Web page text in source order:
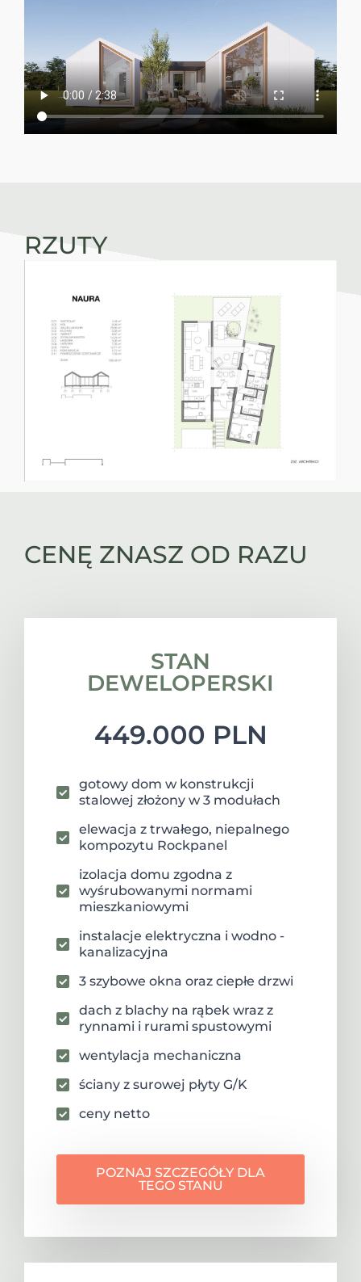
RZUTY
CENĘ ZNASZ OD RAZU
STAN
DEWELOPERSKI
449.000 PLN
gotowy dom w konstrukcji
stalowej złożony w 3 modułach
elewacja z trwałego, niepalnego
kompozytu Rockpanel
izolacja domu zgodna z
wyśrubowanymi normami
mieszkaniowymi
instalacje elektryczna i wodno -
kanalizacyjna
3 szybowe okna oraz ciepłe drzwi
dach z blachy na rąbek wraz z
rynnami i rurami spustowymi
wentylacja mechaniczna
ściany z surowej płyty G/K
ceny netto
POZNAJ SZCZEGÓŁY DLA
TEGO STANU